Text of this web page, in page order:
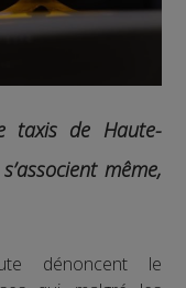
taxis de Haute-
même,
dénoncent le